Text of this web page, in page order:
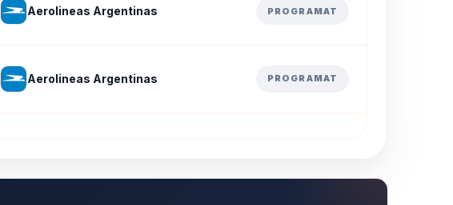
Aerolineas Argentinas PROGRAMAT
Aerolineas Argentinas PROGRAMAT